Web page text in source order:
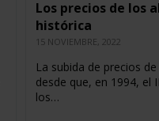
Los precios de los
histórica
15 NOVIEMBRE, 2022
La subida de precios
desde que, en 1994, el
los…